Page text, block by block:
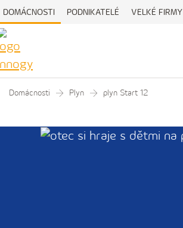
DOMÁCNOSTI PODNIKATELÉ VELKÉ FIRMY
Domácnosti Plyn plyn Start 12